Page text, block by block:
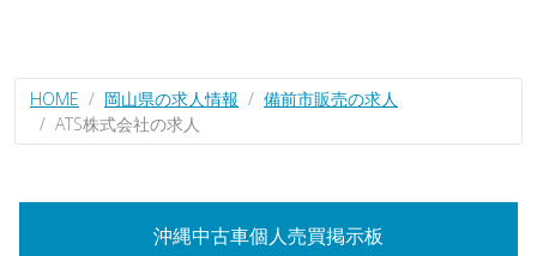
HOME 岡山県の求人情報
備前市販売の求人
ATS株式会社の求人
沖縄中古車個人売買掲示板